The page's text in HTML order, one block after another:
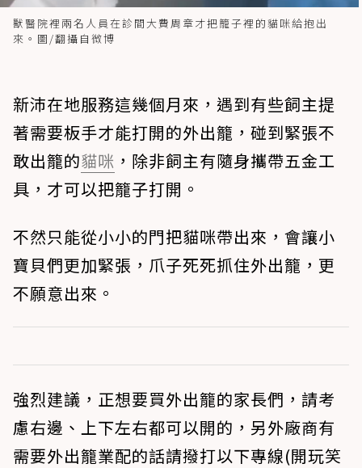
獸醫院裡兩名人員在診間大費周章才把籠子裡的貓咪給抱出
來。圖/翻攝自微博
新沛在地服務這幾個月來，遇到有些飼主提
著需要板手才能打開的外出籠，碰到緊張不
敢出籠的貓咪 ，除非飼主有隨身攜帶五金工
具，才可以把籠子打開。
不然只能從小小的門把貓咪帶出來，會讓小
寶貝們更加緊張，爪子死死抓住外出籠，更
不願意出來。
強烈建議，正想要買外出籠的家長們，請考
慮右邊、上下左右都可以開的，另外廠商有
需要外出籠業配的話請撥打以下專線(開玩笑